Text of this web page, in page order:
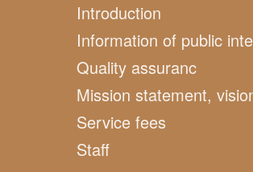
Introduction
Information of public
Quality assuranc
Mission statement,
Service fees
Staff